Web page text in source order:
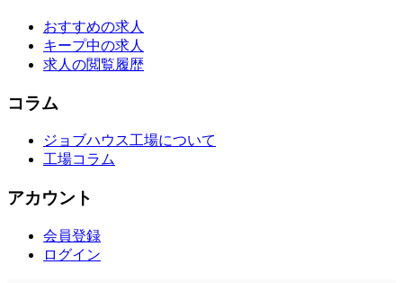
おすすめの求人
キープ中の求人
求人の閲覧履歴
コラム
ジョブハウス工場について
工場コラム
アカウント
会員登録
ログイン